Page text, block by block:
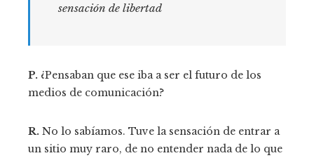
sensación de libertad
P. ¿Pensaban que ese iba a ser el futuro de los
medios de comunicación?
R. No lo sabíamos. Tuve la sensación de entrar a
un sitio muy raro, de no entender nada de lo que